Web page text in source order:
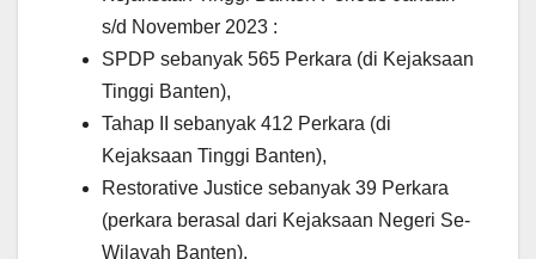
s/d November 2023 :
SPDP sebanyak 565 Perkara (di Kejaksaan
Tinggi Banten),
Tahap II sebanyak 412 Perkara (di
Kejaksaan Tinggi Banten),
Restorative Justice sebanyak 39 Perkara
(perkara berasal dari Kejaksaan Negeri Se-
Wilayah Banten),